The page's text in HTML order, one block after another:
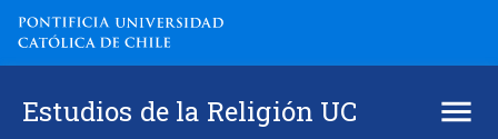
Estudios de la Religión UC